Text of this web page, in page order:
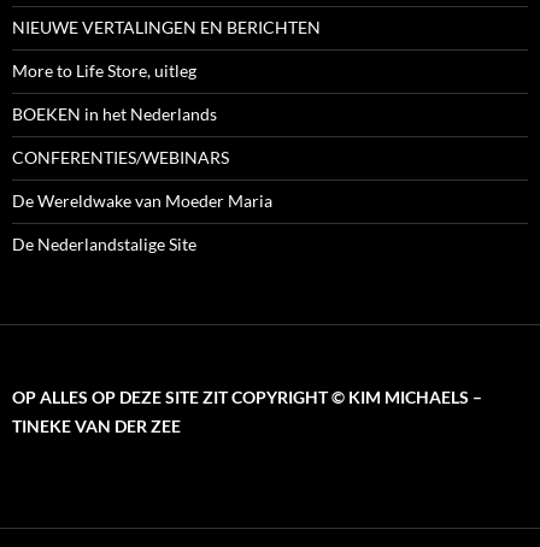
NIEUWE VERTALINGEN EN BERICHTEN
More to Life Store, uitleg
BOEKEN in het Nederlands
CONFERENTIES/WEBINARS
De Wereldwake van Moeder Maria
De Nederlandstalige Site
OP ALLES OP DEZE SITE ZIT COPYRIGHT © KIM MICHAELS –
TINEKE VAN DER ZEE